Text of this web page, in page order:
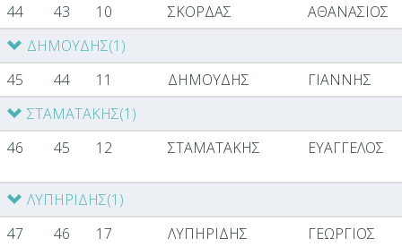
44
43 10 ΣΚΟΡΔΑΣ
ΑΘΑΝΑΣΙΟΣ
ΔΗΜΟΥΔΗΣ(1)
45
44 11 ΔΗΜΟΥΔΗΣ
ΓΙΑΝΝΗΣ
ΣΤΑΜΑΤΑΚΗΣ(1)
46
45 12 ΣΤΑΜΑΤΑΚΗΣ ΕΥΑΓΓΕΛΟΣ
ΛΥΠΗΡΙΔΗΣ(1)
47
46 17 ΛΥΠΗΡΙΔΗΣ ΓΕΩΡΓΙΟΣ